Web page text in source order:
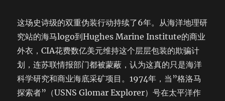
这场史诗级的双重伪装行动持续了6年。从海洋地理研
究站的海马logo到Hughes Marine Institute的商业
外衣，CIA花费数亿美元维持这个层层包装的欺骗计
划，连苏联情报部门都被蒙蔽，认为这真的只是海洋
科学研究和商业海底采矿项目。1974年，当”格洛马
探索者”（USNS Glomar Explorer）号在太平洋作